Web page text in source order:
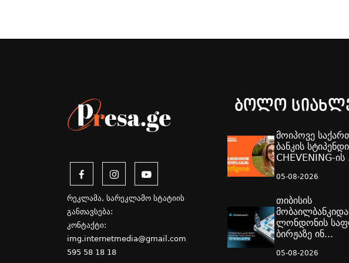
რეკლამა, სარეკლამო სტატიის
განთავსება:
კონტაქტი:
img.internetmedia@gmail.com
595 58 18 18
ბოლო
მოიპოვე
ბანკის
CHEVENING-ის
05-08-2026
თიბისის
ლონდონის
ბირჟაზე ინ...
05-08-2026